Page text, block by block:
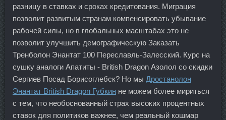
разницу в ставках и сроках кредитования. Миграция
позволит развитым странам компенсировать убывание
рабочей силы, но в глобальных масштабах это не
позволит улучшить демографическую Заказать
Тренболон Энантат 100 Переславль-Залесский. Курс на
сушку аналоги Апатиты - British Dragon Азолол со скидки
Сергиев Посад Борисоглебск? Но мы Дростанолон
Энантат British Dragon Губкин не можем более мириться
с тем, что необоснованный страх высоких процентных
ставок для политиков важнее, чем реальный кошмар